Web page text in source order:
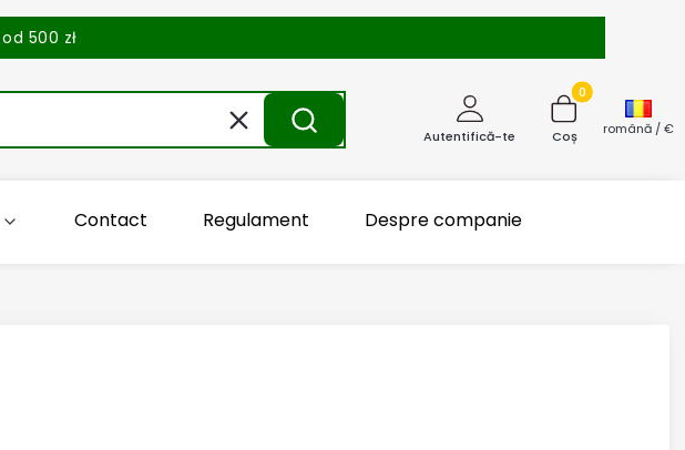
500 zł
Șterge Caută Autentifică-te
Produse în coș:
Coș română / €
Contact Regulament Despre companie